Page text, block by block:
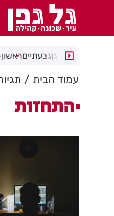
רמת גןגבעתיים
עמוד הבית
התחזות